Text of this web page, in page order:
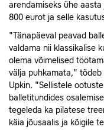
arendamiseks ühe
800 eurot ja selle
"Tänapäeval peavad
valdama nii klassikalise
olema võimelised
välja puhkamata," tõdeb
Upkin. "Sellistele
balletitundides
tegeleda ka pilatese
käia jõusaalis ja kõigile